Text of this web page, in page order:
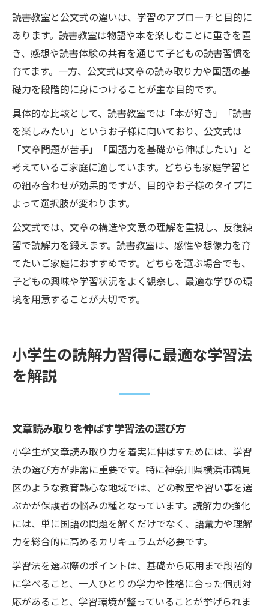
読書教室と公文式の違いは、学習のアプローチと目的に
あります。読書教室は物語や本を楽しむことに重きを置
き、感想や読書体験の共有を通じて子どもの読書習慣を
育てます。一方、公文式は文章の読み取り力や国語の基
礎力を段階的に身につけることが主な目的です。
具体的な比較として、読書教室では「本が好き」「読書
を楽しみたい」というお子様に向いており、公文式は
「文章問題が苦手」「国語力を基礎から伸ばしたい」と
考えているご家庭に適しています。どちらも家庭学習と
の組み合わせが効果的ですが、目的やお子様のタイプに
よって選択肢が変わります。
公文式では、文章の構造や文意の理解を重視し、反復練
習で読解力を鍛えます。読書教室は、感性や想像力を育
てたいご家庭におすすめです。どちらを選ぶ場合でも、
子どもの興味や学習状況をよく観察し、最適な学びの環
境を用意することが大切です。
小学生の読解力習得に最適な学習法
を解説
文章読み取りを伸ばす学習法の選び方
小学生が文章読み取り力を着実に伸ばすためには、学習
法の選び方が非常に重要です。特に神奈川県横浜市鶴見
区のような教育熱心な地域では、どの教室や習い事を選
ぶかが保護者の悩みの種となっています。読解力の強化
には、単に国語の問題を解くだけでなく、語彙力や理解
力を総合的に高めるカリキュラムが必要です。
学習法を選ぶ際のポイントは、基礎から応用まで段階的
に学べること、一人ひとりの学力や性格に合った個別対
応があること、学習環境が整っていることが挙げられま